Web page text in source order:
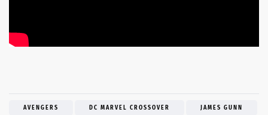
AVENGERS DC MARVEL CROSSOVER JAMES GUNN